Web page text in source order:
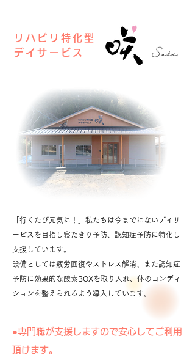
リハビリ特化型
デイサービス
「行くたび元気に！」私たちは今までにないデイサ
ービスを目指し寝たきり予防、認知症予防に特化し
支援しています。
設備としては疲労回復やストレス解消、また認知症
予防に効果的な酸素BOXを取り入れ、体のコンディ
ションを整えられるよう導入しています。
●専門職が支援しますので安心してご利用
頂けます。